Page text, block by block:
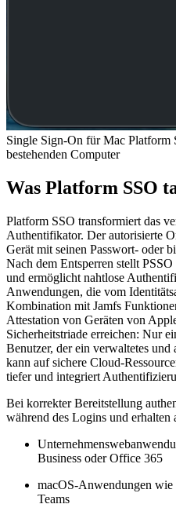
Single Sign-On für Mac Platform
bestehenden Computer
Was Platform SSO
Platform SSO transformiert das
Authentifikator. Der autorisierte
Gerät mit seinen Passwort- oder
Nach dem Entsperren stellt
und ermöglicht nahtlose
Anwendungen, die vom
Kombination mit Jamfs
Attestation von Geräten von
Sicherheitstriade erreichen: Nur
Benutzer, der ein verwaltetes und
kann auf sichere Cloud-
tiefer und integriert
Bei korrekter Bereitstellung
während des Logins und
Business oder Office 365
macOS-Anwendungen
Teams